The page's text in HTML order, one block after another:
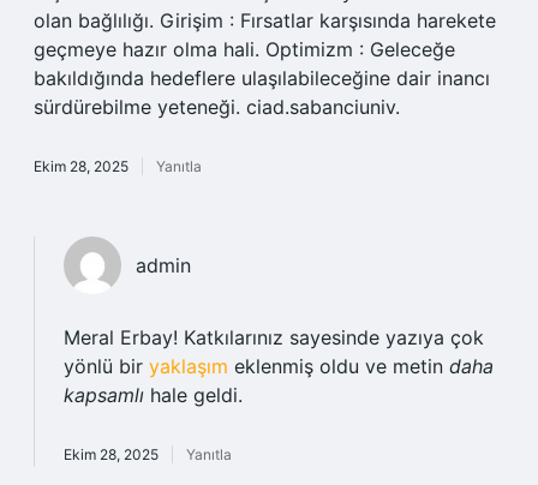
olan bağlılığı. Girişim : Fırsatlar karşısında harekete
geçmeye hazır olma hali. Optimizm : Geleceğe
bakıldığında hedeflere ulaşılabileceğine dair inancı
sürdürebilme yeteneği. ciad.sabanciuniv.
Ekim 28, 2025 Yanıtla
admin
Meral Erbay! Katkılarınız sayesinde yazıya çok
yönlü bir yaklaşım eklenmiş oldu ve metin daha
kapsamlı hale geldi.
Ekim 28, 2025 Yanıtla